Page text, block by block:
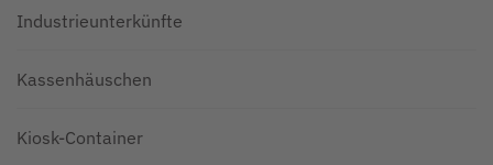
Industrieunterkünfte
Kassenhäuschen
Kiosk-Container